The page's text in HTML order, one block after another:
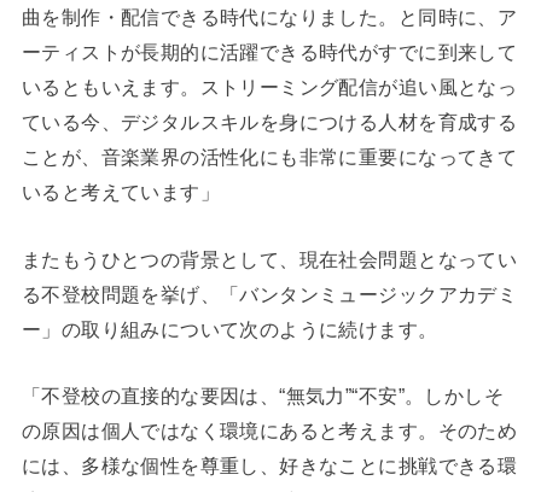
曲を制作・配信できる時代になりました。と同時に、ア
ーティストが長期的に活躍できる時代がすでに到来して
いるともいえます。ストリーミング配信が追い風となっ
ている今、デジタルスキルを身につける人材を育成する
ことが、音楽業界の活性化にも非常に重要になってきて
いると考えています」
またもうひとつの背景として、現在社会問題となってい
る不登校問題を挙げ、「バンタンミュージックアカデミ
ー」の取り組みについて次のように続けます。
「不登校の直接的な要因は、“無気力”“不安”。しかしそ
の原因は個人ではなく環境にあると考えます。そのため
には、多様な個性を尊重し、好きなことに挑戦できる環